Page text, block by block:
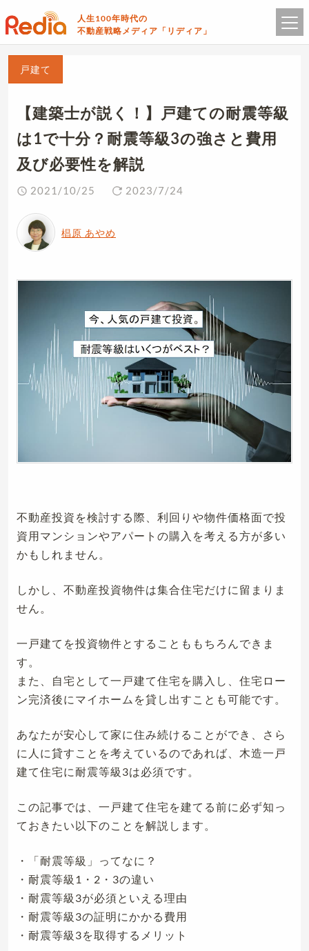
人生100年時代の
不動産戦略メディア「リディア」
戸建て
【建築士が説く！】戸建ての耐震等級
は1で十分？耐震等級3の強さと費用
及び必要性を解説
2021/10/25 2023/7/24
椙原 あやめ
不動産投資を検討する際、利回りや物件価格面で投
資用マンションやアパートの購入を考える方が多い
かもしれません。
しかし、不動産投資物件は集合住宅だけに留まりま
せん。
一戸建てを投資物件とすることももちろんできま
す。
また、自宅として一戸建て住宅を購入し、住宅ロー
ン完済後にマイホームを貸し出すことも可能です。
あなたが安心して家に住み続けることができ、さら
に人に貸すことを考えているのであれば、木造一戸
建て住宅に耐震等級3は必須です。
この記事では、一戸建て住宅を建てる前に必ず知っ
ておきたい以下のことを解説します。
・「耐震等級」ってなに？
・耐震等級1・2・3の違い
・耐震等級3が必須といえる理由
・耐震等級3の証明にかかる費用
・耐震等級3を取得するメリット